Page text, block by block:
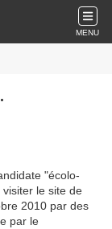
MENU
"écolo-
le site de
2010 par des
par le